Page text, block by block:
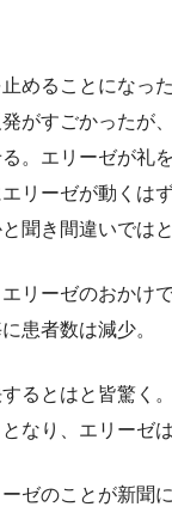
めることになっ
がすごかったが
。エリーゼが礼
リーゼが動くは
聞き間違いでは
リーゼのおかけ
患者数は減少。
るとはと皆驚く
なり、エリーゼ
ゼのことが新聞